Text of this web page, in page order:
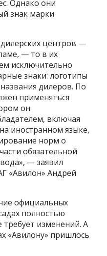
Однако они
знак марки
дилерских центров —
— то в их
исключительно
знаки: логотипы
дилеров. По
применяться
он
включая
иностранном языке,
норм о
обязательной
— заявил
«Авилон» Андрей
официальных
полностью
требует изменений. А
«Авилону» пришлось